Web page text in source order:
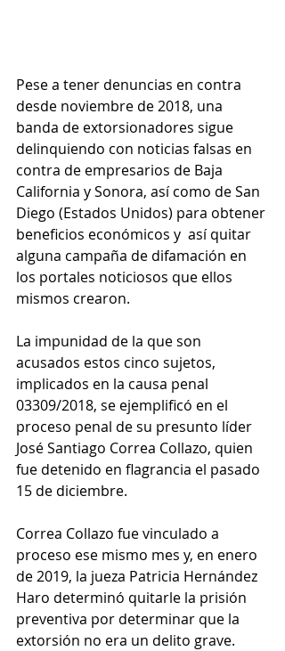
Pese a tener denuncias en contra
desde noviembre de 2018, una
banda de extorsionadores sigue
delinquiendo con noticias falsas en
contra de empresarios de Baja
California y Sonora, así como de San
Diego (Estados Unidos) para obtener
beneficios económicos y  así quitar
alguna campaña de difamación en
los portales noticiosos que ellos
mismos crearon.
La impunidad de la que son
acusados estos cinco sujetos,
implicados en la causa penal
03309/2018, se ejemplificó en el
proceso penal de su presunto líder
José Santiago Correa Collazo, quien
fue detenido en flagrancia el pasado
15 de diciembre.
Correa Collazo fue vinculado a
proceso ese mismo mes y, en enero
de 2019, la jueza Patricia Hernández
Haro determinó quitarle la prisión
preventiva por determinar que la
extorsión no era un delito grave.